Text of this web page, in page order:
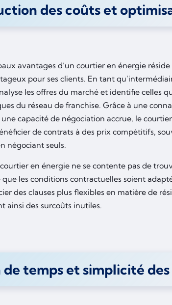
des coûts et
avantages d’un courtier en énergie
pour ses clients. En tant
les offres du marché et identifie celles
du réseau de franchise. Grâce à une
capacité de négociation accrue, le
de contrats à des prix compétitifs,
négociant seuls.
en énergie ne se contente pas de
les conditions contractuelles soient
des clauses plus flexibles en matière de
ainsi des surcoûts inutiles.
de temps et simplicité